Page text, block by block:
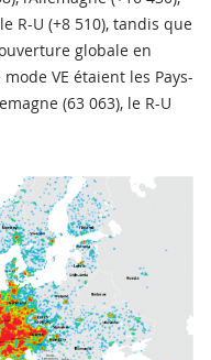
R-U (+8 510), tandis que
globale en
VE étaient les Pays-
(63 063), le R-U